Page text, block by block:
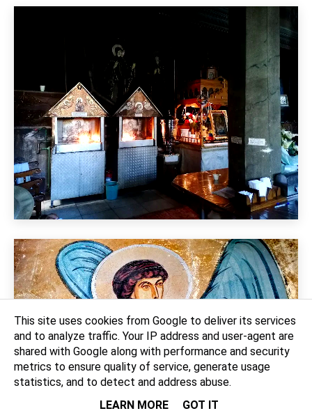
This site uses cookies from Google to deliver its services
and to analyze traffic. Your IP address and user-agent are
shared with Google along with performance and security
metrics to ensure quality of service, generate usage
statistics, and to detect and address abuse.
LEARN MORE
GOT IT